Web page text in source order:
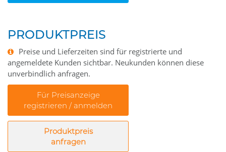
PRODUKTPREIS
Preise und Lieferzeiten sind für registrierte und
angemeldete Kunden sichtbar. Neukunden können diese
unverbindlich anfragen.
Für Preisanzeige
registrieren / anmelden
Produktpreis
anfragen